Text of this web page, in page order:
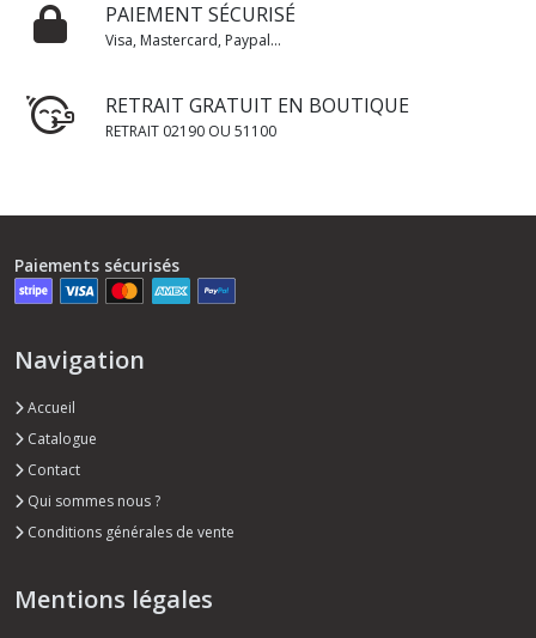
PAIEMENT SÉCURISÉ
Visa, Mastercard, Paypal...
RETRAIT GRATUIT EN BOUTIQUE
RETRAIT 02190 OU 51100
Paiements sécurisés
Navigation
Accueil
Catalogue
Contact
Qui sommes nous ?
Conditions générales de vente
Mentions légales